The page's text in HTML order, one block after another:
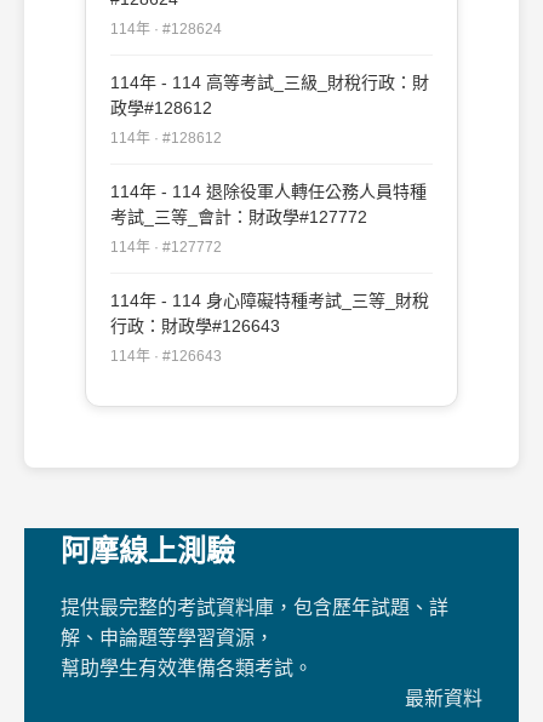
114年 · #128624
114年 - 114 高等考試_三級_財稅行政：財
政學#128612
114年 · #128612
114年 - 114 退除役軍人轉任公務人員特種
考試_三等_會計：財政學#127772
114年 · #127772
114年 - 114 身心障礙特種考試_三等_財稅
行政：財政學#126643
114年 · #126643
阿摩線上測驗
提供最完整的考試資料庫，包含歷年試題、詳
解、申論題等學習資源，
幫助學生有效準備各類考試。
最新資料